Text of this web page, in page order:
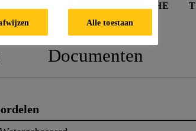
VEILIGHEIDSFICHE
Documenten
Alle toestaan